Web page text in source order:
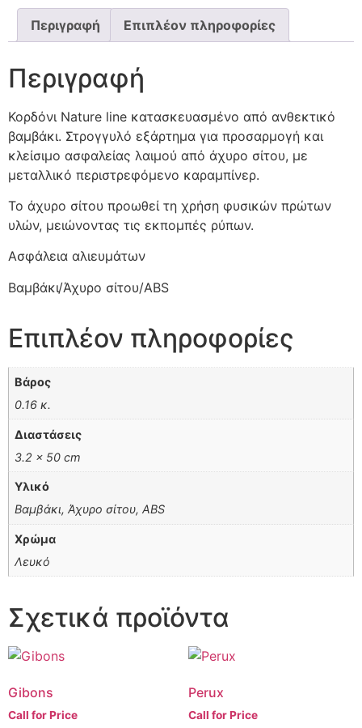
Περιγραφή Επιπλέον πληροφορίες
Περιγραφή
Κορδόνι Nature line κατασκευασμένο από ανθεκτικό
βαμβάκι. Στρογγυλό εξάρτημα για προσαρμογή και
κλείσιμο ασφαλείας λαιμού από άχυρο σίτου, με
μεταλλικό περιστρεφόμενο καραμπίνερ.
Το άχυρο σίτου προωθεί τη χρήση φυσικών πρώτων
υλών, μειώνοντας τις εκπομπές ρύπων.
Ασφάλεια αλιευμάτων
Βαμβάκι/Άχυρο σίτου/ABS
Επιπλέον πληροφορίες
Βάρος
0.16 κ.
Διαστάσεις
3.2 × 50 cm
Υλικό
Βαμβάκι, Άχυρο σίτου, ABS
Χρώμα
Λευκό
Σχετικά προϊόντα
Gibons
Call for Price
Perux
Call for Price